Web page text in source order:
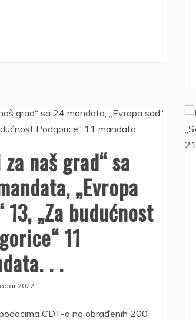
za naš grad“ sa
„Evropa
13, „Za budućnost
11
. .
2022.
CDT-a na obrađenih 200